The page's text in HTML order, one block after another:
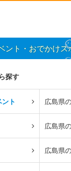
ント・おでかけス
探す
ト 広島県
広島県
広島県